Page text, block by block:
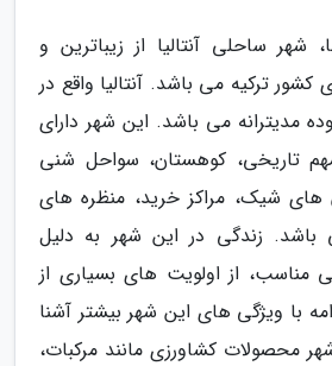
شهر ساحلی آنتالیا از زیباترین و
ترکیه می باشد. آنتالیا واقع در
مدیترانه می باشد. این شهر دارای
تاریخی، کوهستان، سواحل شنی
های شیک، مراکز خرید، منظره های
باشد. زندگی در این شهر به دلیل
مناسب، از اولویت های بسیاری از
با ویژگی های این شهر بیشتر آشنا
محصولات کشاورزی مانند مرکبات،